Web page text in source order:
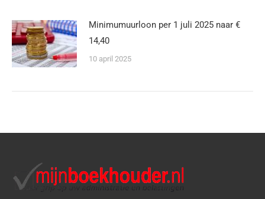
Minimumuurloon per 1 juli 2025 naar €
14,40
10 april 2025